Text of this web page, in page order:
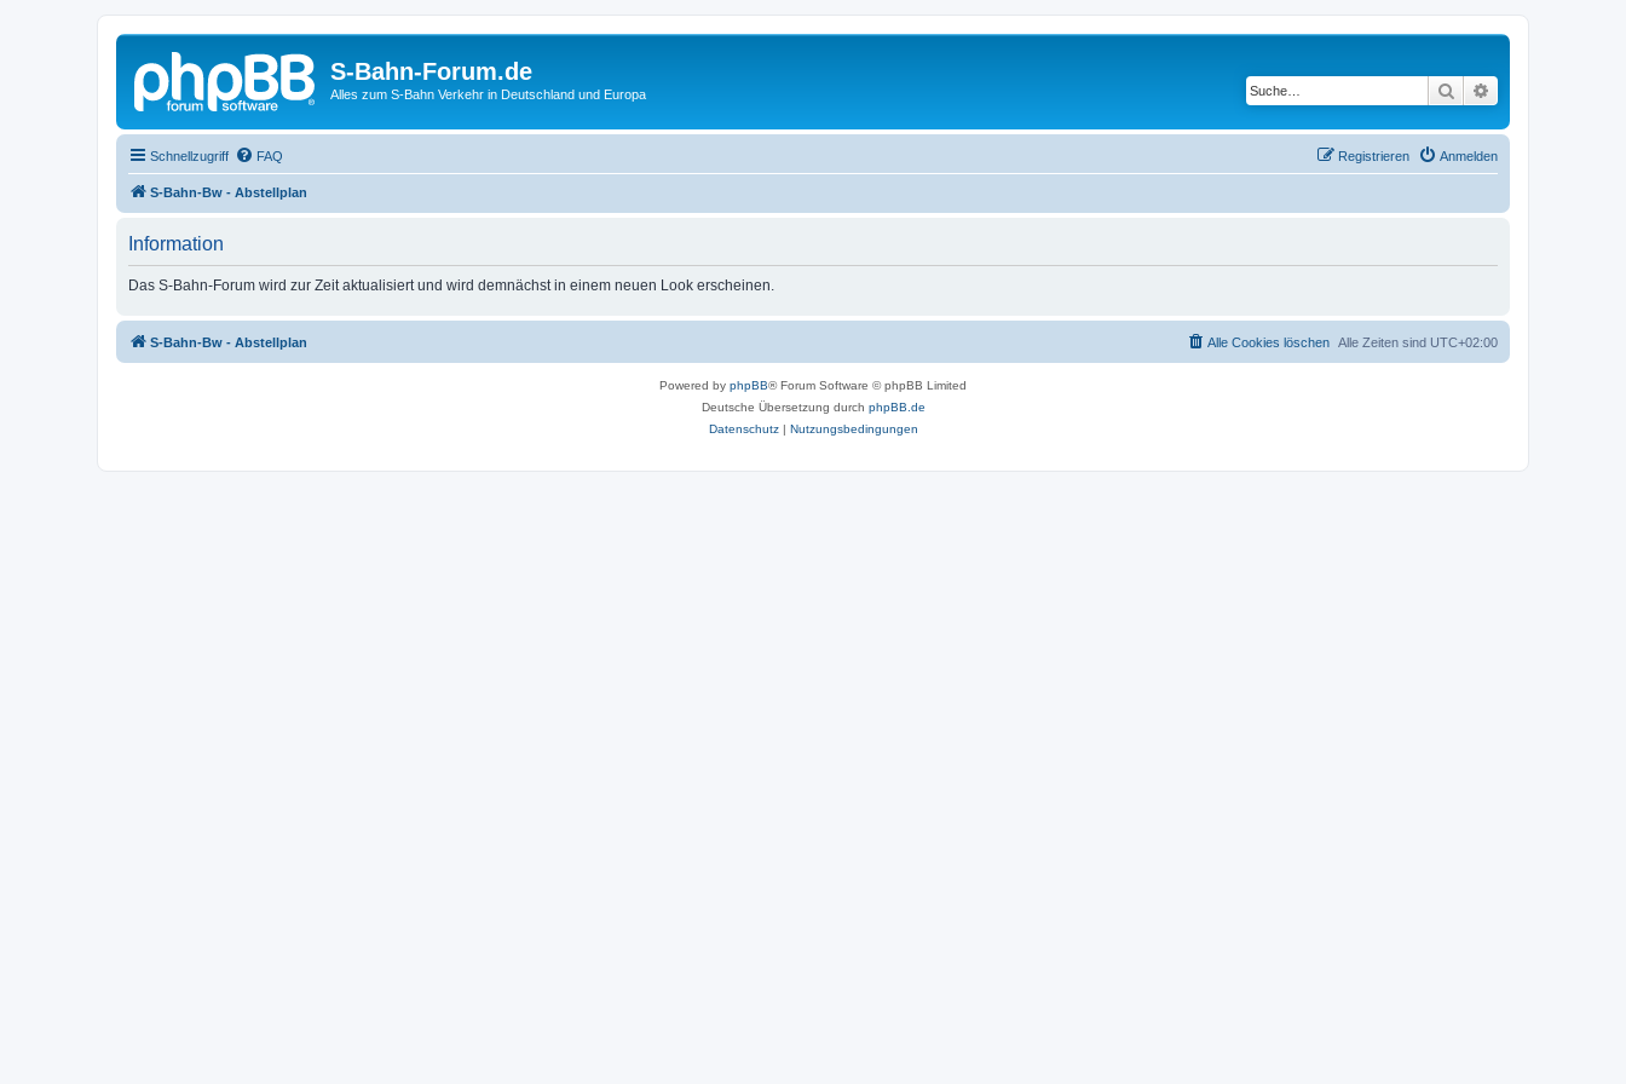
S-Bahn-Forum.de
Alles zum S-Bahn Verkehr in Deutschland und Europa Suche
Schnellzugriff FAQ Anmelden
Registrieren
S-Bahn-Bw - Abstellplan
Information
Das S-Bahn-Forum wird zur Zeit aktualisiert und wird demnächst in einem neuen Look erscheinen.
S-Bahn-Bw - Abstellplan Alle Zeiten sind UTC+02:00
Alle Cookies löschen
Powered by phpBB® Forum Software © phpBB Limited
Deutsche Übersetzung durch phpBB.de
Datenschutz| Nutzungsbedingungen